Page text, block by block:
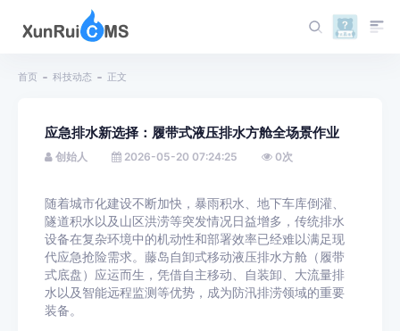
首页 科技动态 正文
应急排水新选择：履带式液压排水方舱全场景作业
创始人 2026-05-20 07:24:25 0次
随着城市化建设不断加快，暴雨积水、地下车库倒灌、
隧道积水以及山区洪涝等突发情况日益增多，传统排水
设备在复杂环境中的机动性和部署效率已经难以满足现
代应急抢险需求。藤岛自卸式移动液压排水方舱（履带
式底盘）应运而生，凭借自主移动、自装卸、大流量排
水以及智能远程监测等优势，成为防汛排涝领域的重要
装备。